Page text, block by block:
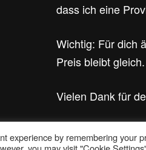
dass ich eine
Wichtig: Für dich
Preis bleibt gleich.
Vielen Dank für
© 2026 Barfuss im
experience by remembering your